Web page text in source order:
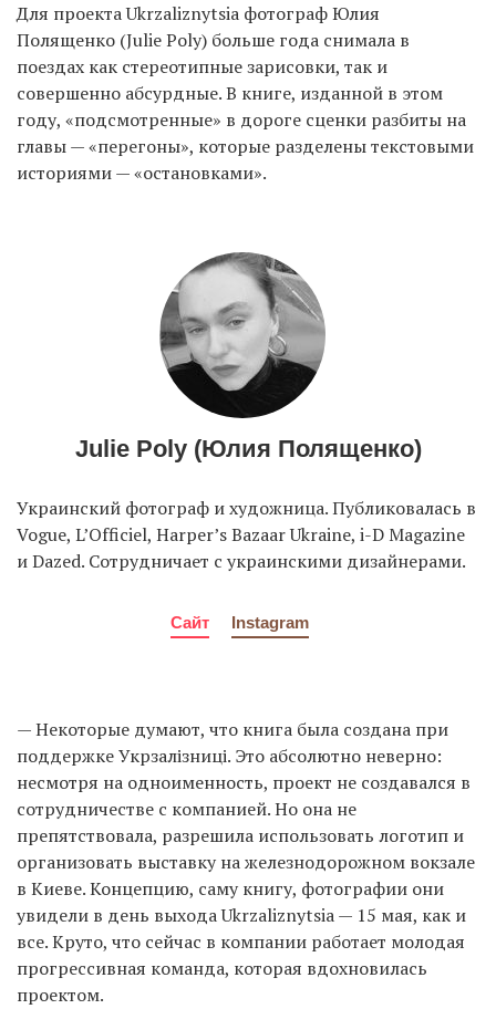
Для проекта Ukrzaliznytsia фотограф Юлия
Полященко (Julie Poly) больше года снимала в
поездах как стереотипные зарисовки, так и
совершенно абсурдные. В книге, изданной в этом
году, «подсмотренные» в дороге сценки разбиты на
главы — «перегоны», которые разделены текстовыми
историями — «остановками».
Julie Poly (Юлия Полященко)
Украинский фотограф и художница. Публиковалась в
Vogue, L’Officiel, Harper’s Bazaar Ukraine, i-D Magazine
и Dazed. Сотрудничает с украинскими дизайнерами.
Сайт Instagram
— Некоторые думают, что книга была создана при
поддержке Укрзалізниці. Это абсолютно неверно:
несмотря на одноименность, проект не создавался в
сотрудничестве с компанией. Но она не
препятствовала, разрешила использовать логотип и
организовать выставку на железнодорожном вокзале
в Киеве. Концепцию, саму книгу, фотографии они
увидели в день выхода Ukrzaliznytsia — 15 мая, как и
все. Круто, что сейчас в компании работает молодая
прогрессивная команда, которая вдохновилась
проектом.